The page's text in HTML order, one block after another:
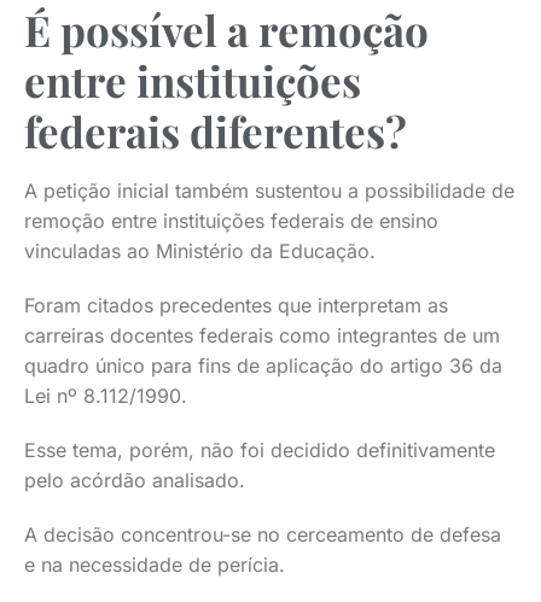
É possível a remoção
entre instituições
federais diferentes?
A petição inicial também sustentou a possibilidade de
remoção entre instituições federais de ensino
vinculadas ao Ministério da Educação.
Foram citados precedentes que interpretam as
carreiras docentes federais como integrantes de um
quadro único para fins de aplicação do artigo 36 da
Lei nº 8.112/1990.
Esse tema, porém, não foi decidido definitivamente
pelo acórdão analisado.
A decisão concentrou-se no cerceamento de defesa
e na necessidade de perícia.